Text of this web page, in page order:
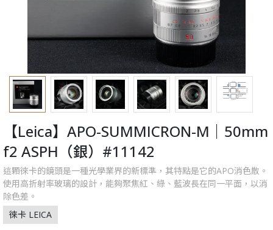
【Leica】APO-SUMMICRON-M｜50mm
f2 ASPH（銀）#11142
這顆徠卡的鏡頭是一種光學業界的新標準，其特點是它的APO消色散。
使用高折射率玻璃的設計，能夠聚焦紅、綠、藍波長在同一平面，以消
除色差。
徠卡 LEICA